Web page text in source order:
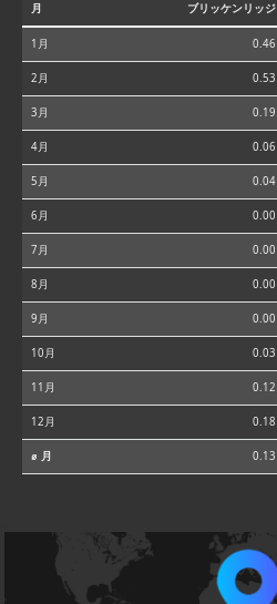
月 ブリッケンリッジ
1月 0.46
2月 0.53
3月 0.19
4月 0.06
5月 0.04
6月 0.00
7月 0.00
8月 0.00
9月 0.00
10月 0.03
11月 0.12
12月 0.18
⌀ 月 0.13